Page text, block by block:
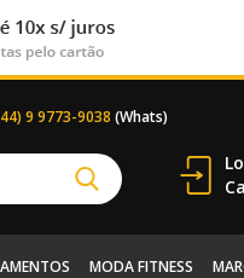
9 9773-9038 (Whats)
MODA FITNESS